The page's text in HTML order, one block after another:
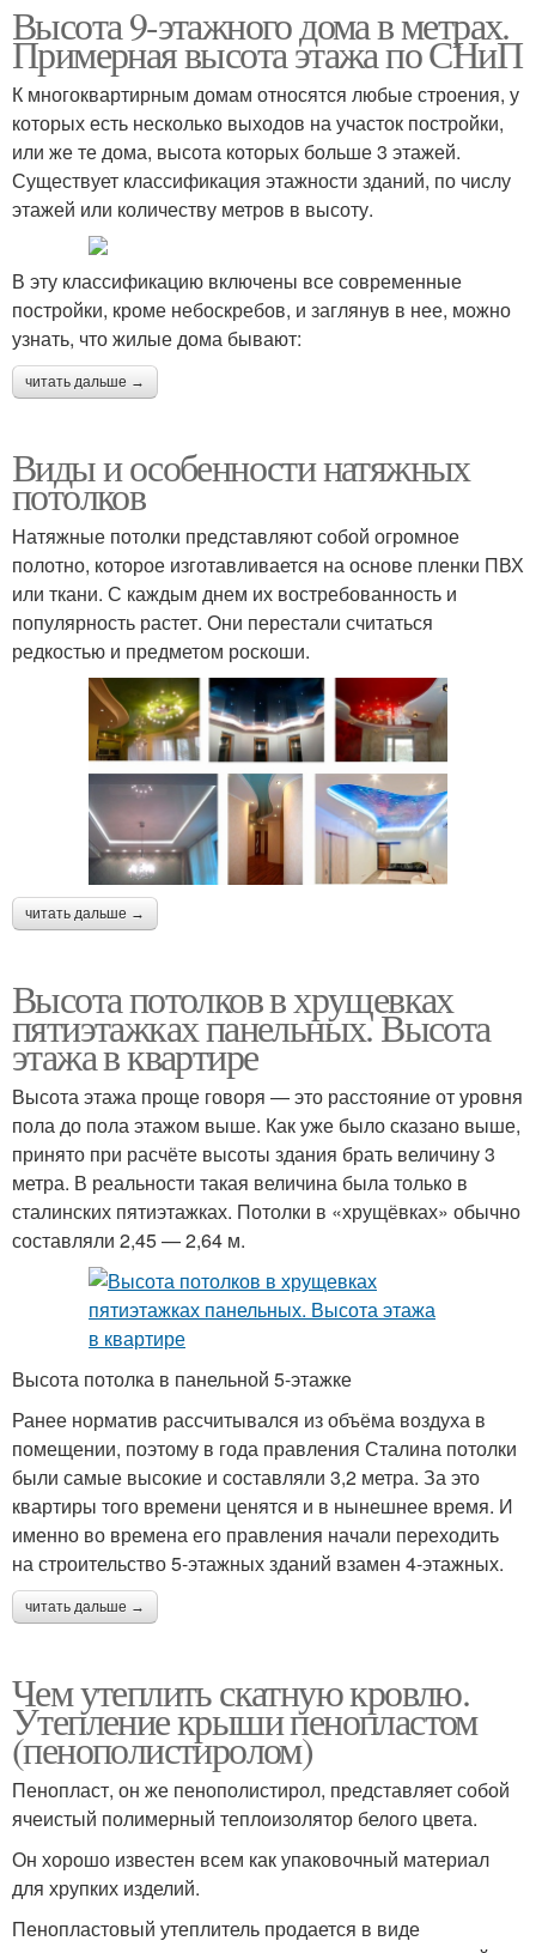
Высота 9-этажного дома в метрах.
Примерная высота этажа по СНиП
К многоквартирным домам относятся любые строения, у
которых есть несколько выходов на участок постройки,
или же те дома, высота которых больше 3 этажей.
Существует классификация этажности зданий, по числу
этажей или количеству метров в высоту.
В эту классификацию включены все современные
постройки, кроме небоскребов, и заглянув в нее, можно
узнать, что жилые дома бывают:
читать дальше →
Виды и особенности натяжных
потолков
Натяжные потолки представляют собой огромное
полотно, которое изготавливается на основе пленки ПВХ
или ткани. С каждым днем их востребованность и
популярность растет. Они перестали считаться
редкостью и предметом роскоши.
читать дальше →
Высота потолков в хрущевках
пятиэтажках панельных. Высота
этажа в квартире
Высота этажа проще говоря — это расстояние от уровня
пола до пола этажом выше. Как уже было сказано выше,
принято при расчёте высоты здания брать величину 3
метра. В реальности такая величина была только в
сталинских пятиэтажках. Потолки в «хрущёвках» обычно
составляли 2,45 — 2,64 м.
Высота потолка в панельной 5-этажке
Ранее норматив рассчитывался из объёма воздуха в
помещении, поэтому в года правления Сталина потолки
были самые высокие и составляли 3,2 метра. За это
квартиры того времени ценятся и в нынешнее время. И
именно во времена его правления начали переходить
на строительство 5-этажных зданий взамен 4-этажных.
читать дальше →
Чем утеплить скатную кровлю.
Утепление крыши пенопластом
(пенополистиролом)
Пенопласт, он же пенополистирол, представляет собой
ячеистый полимерный теплоизолятор белого цвета.
Он хорошо известен всем как упаковочный материал
для хрупких изделий.
Пенопластовый утеплитель продается в виде